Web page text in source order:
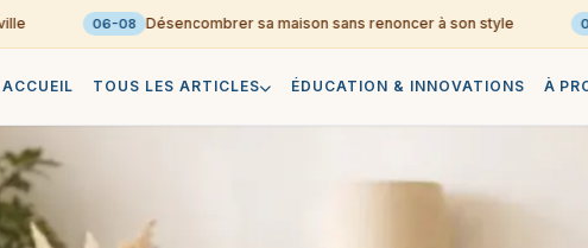
06-08 Désencombrer sa maison sans renoncer à son style 06-
ACCUEIL TOUS LES ARTICLES ÉDUCATION & INNOVATIONS À